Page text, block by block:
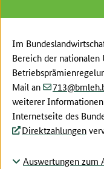
Im
Bereich der nationalen
Mail an
713 (at)
weiterer
Internetseite des
Direktzahlungen
Auswertungen zum